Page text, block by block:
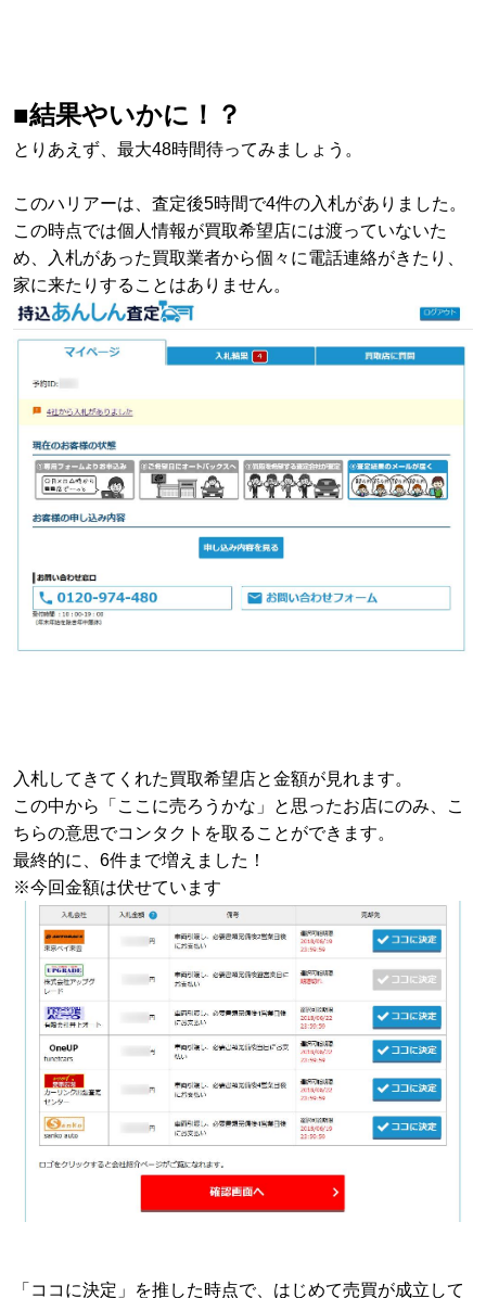
■結果やいかに！？
とりあえず、最大48時間待ってみましょう。
このハリアーは、査定後5時間で4件の入札がありました。
この時点では個人情報が買取希望店には渡っていないた
め、入札があった買取業者から個々に電話連絡がきたり、
家に来たりすることはありません。
入札してきてくれた買取希望店と金額が見れます。
この中から「ここに売ろうかな」と思ったお店にのみ、こ
ちらの意思でコンタクトを取ることができます。
最終的に、6件まで増えました！
※今回金額は伏せています
「ココに決定」を推した時点で、はじめて売買が成立して